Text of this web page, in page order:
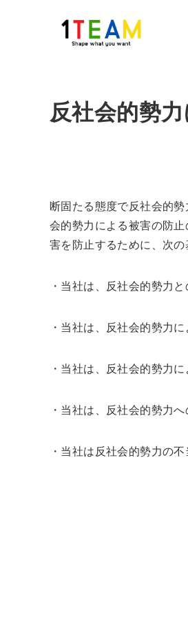
反社会的勢
断固たる態度で反社会的
会的勢力による被害の防
害を防止するために、次の
・当社は、反社会的勢力
・当社は、反社会的勢力
・当社は、反社会的勢力
・当社は、反社会的勢力
・当社は反社会的勢力の